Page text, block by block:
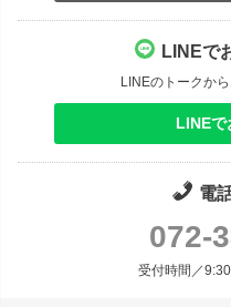
LINEで
LINEのトークか
LINEで
電
072-
受付時間／